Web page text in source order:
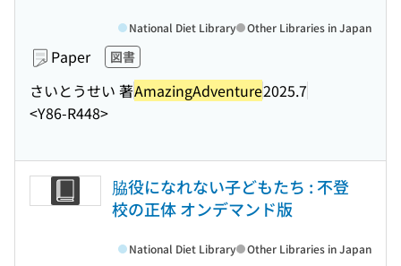
Paper 図書
さいとうせい 著AmazingAdventure2025.7
<Y86-R448>
National Diet Library Other Libraries in Japan
脇役になれない子どもたち : 不登
校の正体 オンデマンド版
National Diet Library Other Libraries in Japan